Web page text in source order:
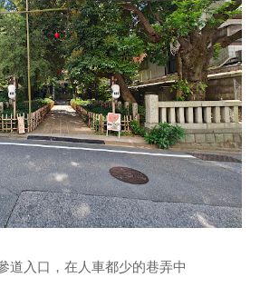
道入口，在人車都少的巷弄中